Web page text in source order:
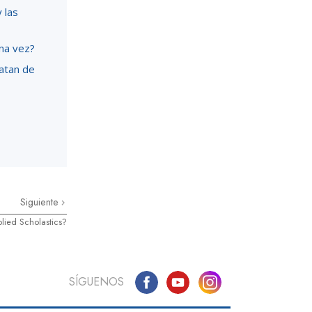
las
vez?
de
Siguiente
Scholastics?
SÍGUENOS